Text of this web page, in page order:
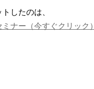
したのは、
ナー（今すぐクリック）